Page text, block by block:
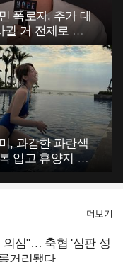
폭로자, 추가 대
귈 거 전제로 하
, 과감한 파란색
입고 휴양지 포
의심"… 축협 '심판 성
거리됐다
더보기